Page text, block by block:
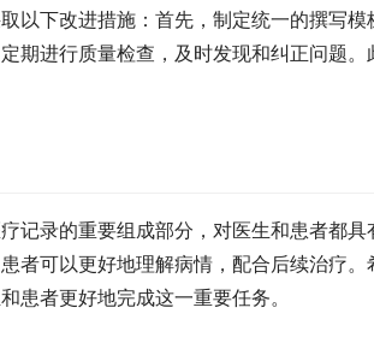
以下改进措施：首先，制定统一的撰写
期进行质量检查，及时发现和纠正问题
记录的重要组成部分，对医生和患者都
者可以更好地理解病情，配合后续治疗
患者更好地完成这一重要任务。